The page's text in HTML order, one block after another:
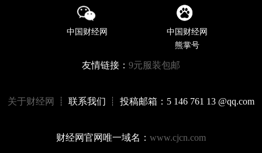
中国财经网
中国财经网
熊掌号
友情链接： 9元服装包邮
关于财经网 ┊ 联系我们 ┊ 投稿邮箱：5 146 761 13 @qq.com
财经网官网唯一域名： www.cjcn.com